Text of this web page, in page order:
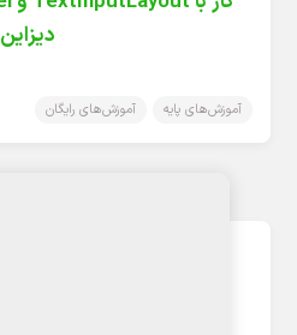
دیزاین
آموزش‌های پایه آموزش‌های رایگان